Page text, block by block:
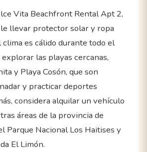
Vita Beachfront Rental Apt 2,
llevar protector solar y ropa
clima es cálido durante todo el
las playas cercanas,
y Playa Cosón, que son
y practicar deportes
considera alquilar un vehículo
áreas de la provincia de
Parque Nacional Los Haitises y
El Limón.